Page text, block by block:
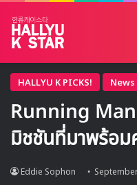
HALLYU K PICKS! News
Running Man
มิชชันที่มาพร้อม
Eddie Sophon